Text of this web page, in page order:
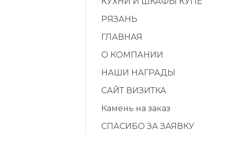
РЯЗАНЬ
ГЛАВНАЯ
О КОМПАНИИ
НАШИ НАГРАДЫ
САЙТ ВИЗИТКА
Камень на заказ
СПАСИБО ЗА ЗАЯВКУ